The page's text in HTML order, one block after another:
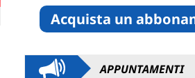
Acquista un
APPUNTAMENTI